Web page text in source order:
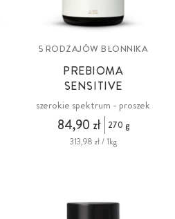
5 RODZAJÓW BŁONNIKA
PREBIOMA
SENSITIVE
szerokie spektrum - proszek
84,90 zł
270 g
313,98 zł / 1kg